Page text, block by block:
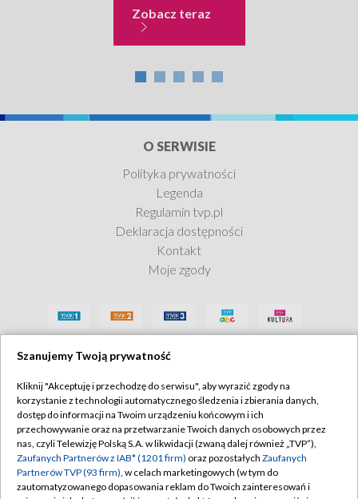
Witkacego zorganizowano obchody, w których
Zobacz terazTeatr i sztuka sceniczna
O SERWISIE
Polityka prywatności
Legenda
Regulamin tvp.pl
Deklaracja dostępności
Kontakt
Moje zgody
Szanujemy Twoją prywatność
Kliknij "Akceptuję i przechodzę do serwisu", aby wyrazić zgody na
korzystanie z technologii automatycznego śledzenia i zbierania danych,
dostęp do informacji na Twoim urządzeniu końcowym i ich
przechowywanie oraz na przetwarzanie Twoich danych osobowych przez
nas, czyli Telewizję Polską S.A. w likwidacji (zwaną dalej również „TVP”),
Zaufanych Partnerów z IAB* (1201 firm) oraz pozostałych Zaufanych
Partnerów TVP (93 firm), w celach marketingowych (w tym do
zautomatyzowanego dopasowania reklam do Twoich zainteresowań i